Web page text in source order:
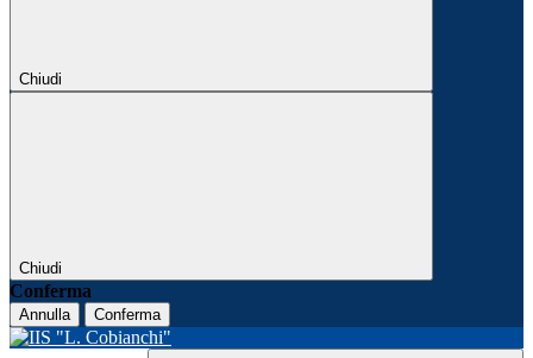
Chiudi
Chiudi
Conferma
Annulla Conferma